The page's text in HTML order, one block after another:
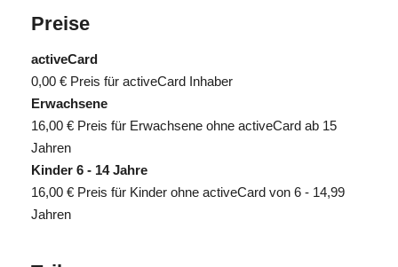
Preise
activeCard
0,00 € Preis für activeCard Inhaber
Erwachsene
16,00 € Preis für Erwachsene ohne activeCard ab 15
Jahren
Kinder 6 - 14 Jahre
16,00 € Preis für Kinder ohne activeCard von 6 - 14,99
Jahren